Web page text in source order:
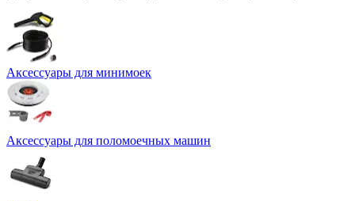
Аксессуары для минимоек
Аксессуары для поломоечных машин